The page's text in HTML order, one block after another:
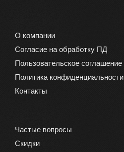
О компании
Согласие на обработку ПД
Пользовательское соглашение
Политика конфиденциальности
Контакты
Частые вопросы
Скидки